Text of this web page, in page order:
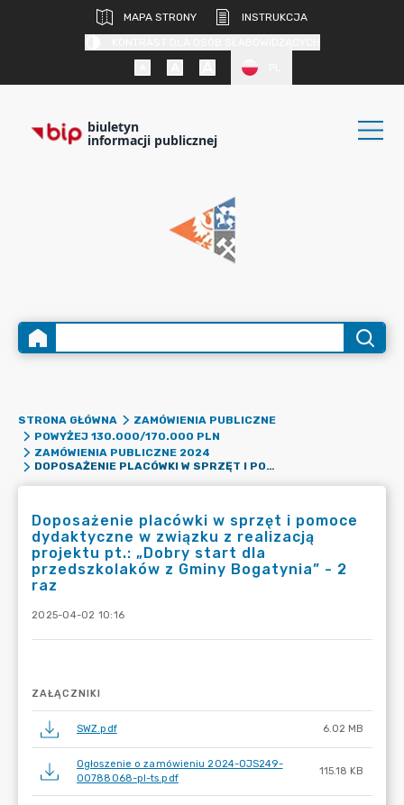
MAPA STRONY
INSTRUKCJA
biuletyn
informacji publicznej
STRONA GŁÓWNA
ZAMÓWIENIA PUBLICZNE
POWYŻEJ 130.000/170.000 PLN
ZAMÓWIENIA PUBLICZNE 2024
DOPOSAŻENIE PLACÓWKI W SPRZĘT I POMOCE DYDAKTYCZNE W ZWIĄZKU Z REALIZACJĄ PROJEKTU PT.: „DOBRY START DLA PRZEDSZKOLAKÓW Z GMINY BOGATYNIA” - 2 RAZ
Doposażenie placówki w sprzęt i pomoce
dydaktyczne w związku z realizacją
projektu pt.: „Dobry start dla
przedszkolaków z Gminy Bogatynia” - 2
raz
2025-04-02 10:16
ZAŁĄCZNIKI
SWZ.pdf 6.02 MB
Ogłoszenie o zamówieniu 2024-OJS249-
00788068-pl-ts.pdf
115.18 KB